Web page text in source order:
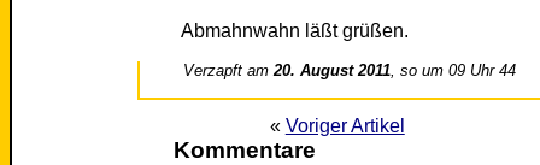
Abmahnwahn läßt grüßen.
Verzapft am20. August 2011, so um 09 Uhr 44
« Voriger Artikel
Kommentare